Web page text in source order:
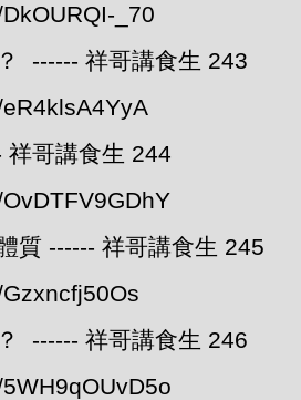
_70
------ 祥哥講食生 243
祥哥講食生 244
質 ------ 祥哥講食生 245
------ 祥哥講食生 246